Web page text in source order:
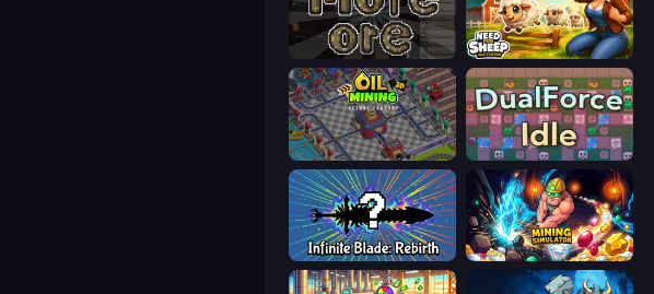
More Ore Need for Sheep: Idle Clicker
Oil Mining 3D: Petrol Factory DualForce Idle
Infinite Blade: Rebirth Mining Simulator